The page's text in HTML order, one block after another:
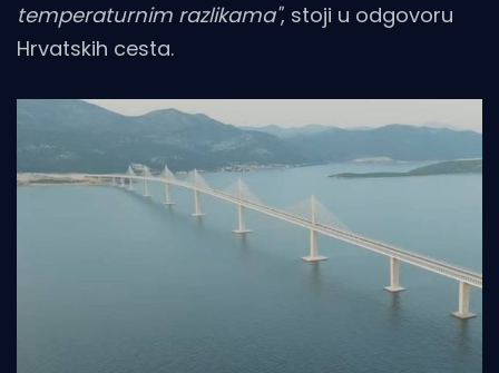
temperaturnim razlikama", stoji u odgovoru
Hrvatskih cesta.